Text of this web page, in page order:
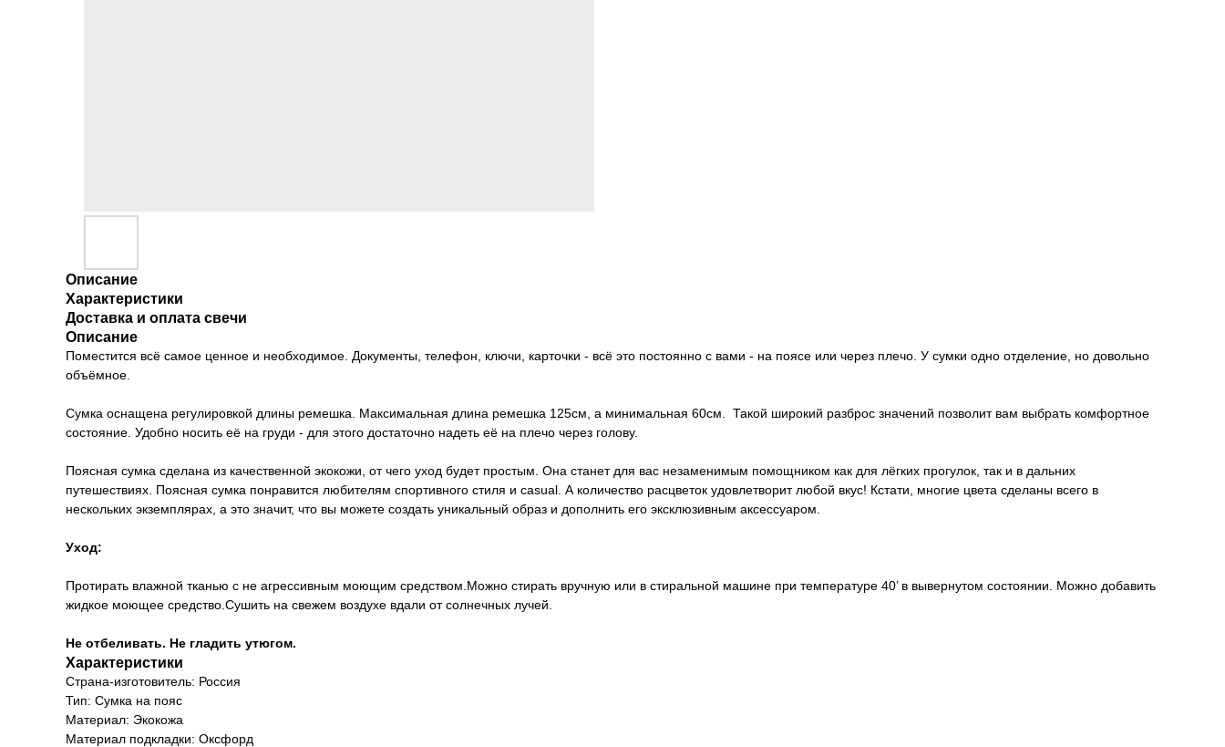
Описание
Характеристики
Доставка и оплата свечи
Описание
Поместится всё самое ценное и необходимое. Документы, телефон, ключи, карточки - всё это постоянно с вами - на поясе или через плечо. У сумки одно отделение, но довольно
объёмное.
Сумка оснащена регулировкой длины ремешка. Максимальная длина ремешка 125см, а минимальная 60см. Такой широкий разброс значений позволит вам выбрать комфортное
состояние. Удобно носить её на груди - для этого достаточно надеть её на плечо через голову.
Поясная сумка сделана из качественной экокожи, от чего уход будет простым. Она станет для вас незаменимым помощником как для лёгких прогулок, так и в дальних
путешествиях. Поясная сумка понравится любителям спортивного стиля и casual. А количество расцветок удовлетворит любой вкус! Кстати, многие цвета сделаны всего в
нескольких экземплярах, а это значит, что вы можете создать уникальный образ и дополнить его эксклюзивным аксессуаром.
Уход:
Протирать влажной тканью с не агрессивным моющим средством.Можно стирать вручную или в стиральной машине при температуре 40’ в вывернутом состоянии. Можно добавить
жидкое моющее средство.Сушить на свежем воздухе вдали от солнечных лучей.
Не отбеливать. Не гладить утюгом.
Характеристики
Страна-изготовитель: Россия
Тип: Сумка на пояс
Материал: Экокожа
Материал подкладки: Оксфорд